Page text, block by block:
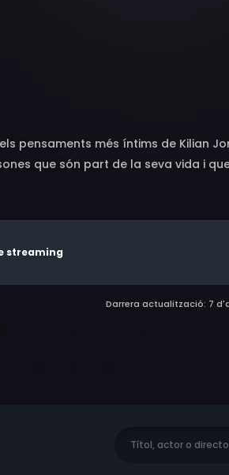
pensaments més íntims de Kilian
que són part de la seva vida i
streaming
Darrera actualització: 7